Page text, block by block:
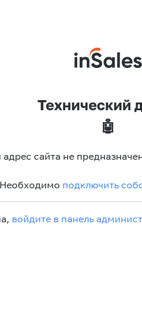
Технический
🤖
адрес сайта не
Необходимо подключить
войдите в панель